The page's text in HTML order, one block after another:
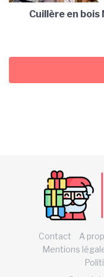
Cuillère en
Contact A
Mentions